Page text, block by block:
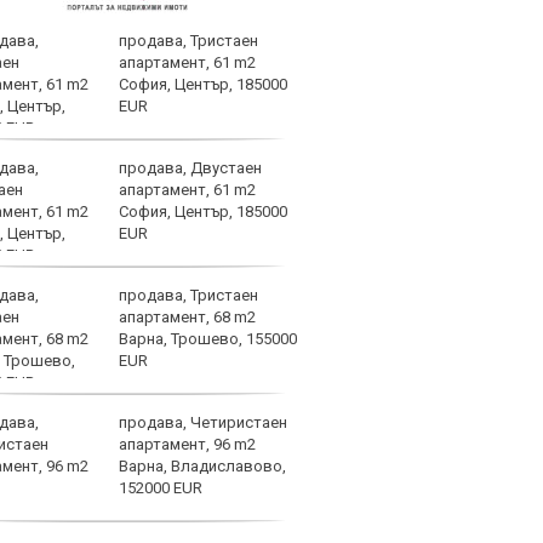
продава, Тристаен
апартамент, 61 m2
София, Център, 185000
EUR
продава, Двустаен
апартамент, 61 m2
София, Център, 185000
EUR
продава, Тристаен
апартамент, 68 m2
Варна, Трошево, 155000
EUR
продава, Четиристаен
апартамент, 96 m2
Варна, Владиславово,
152000 EUR